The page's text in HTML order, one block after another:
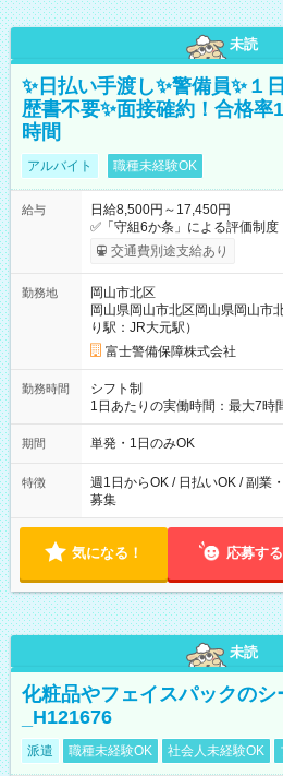
未読
✨日払い手渡し✨警備員✨１
歴書不要✨面接確約！合格率
時間
アルバイト 職種未経験OK
給与
日給8,500円～17,450円
✅「守組6か条」による評価制度！✅ 通常日当は8,500円
上記評価制度により「S級隊員
を支給します。 (1)上記勤務者
14,375円 (3)上記現場が日祝深
者が現場までの運転者の場合
------------------------------- *最高日
--------------------- より上位の資格
と ”さらに”加算されます！ ※日当支給時振込手数料等は一切あ
交通費別途支給あり
勤務地
岡山市北区
岡山県岡山市北区岡山県岡山市
り駅：JR大元駅）
富士警備保障株式会社
勤務時間
シフト制
1日あたりの実働時間：最大7時
(1) 8：00~17:00（休憩１h）
全額支給！） 例(3) 21:00~5:00
期間 単発・1日のみOK
特徴
週1日からOK / 日払いOK / 副業
募集
気になる！ 応募する
未読
化粧品やフェイスパックの
_H121676
派遣 職種未経験OK 社会人未経験OK